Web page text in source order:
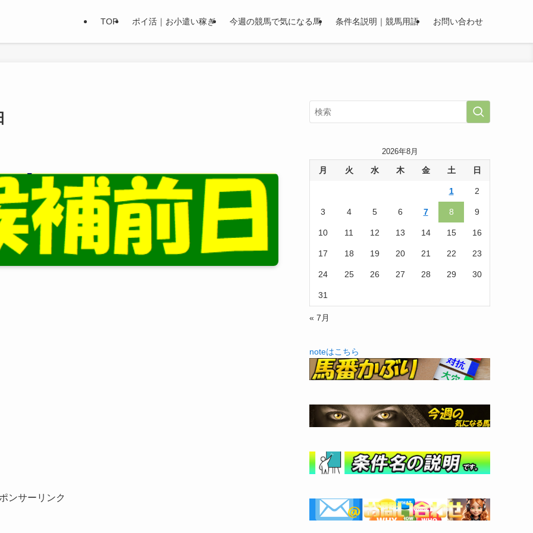
TOP ポイ活｜お小遣い稼ぎ 今週の競馬で気になる馬 条件名説明｜競馬用語 お問い合わせ
ンサーリンク
2026年8月
月 火 水 木 金 土 日
1 2
3 4 5 6 7 8 9
10 11 12 13 14 15 16
17 18 19 20 21 22 23
24 25 26 27 28 29 30
31
« 7月
noteはこちら